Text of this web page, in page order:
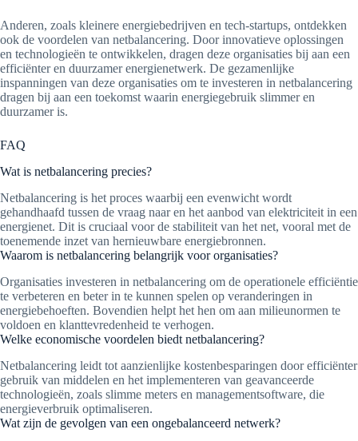
Anderen, zoals kleinere energiebedrijven en tech-startups, ontdekken
ook de voordelen van netbalancering. Door innovatieve oplossingen
en technologieën te ontwikkelen, dragen deze organisaties bij aan een
efficiënter en duurzamer energienetwerk. De gezamenlijke
inspanningen van deze organisaties om te investeren in netbalancering
dragen bij aan een toekomst waarin energiegebruik slimmer en
duurzamer is.
FAQ
Wat is netbalancering precies?
Netbalancering is het proces waarbij een evenwicht wordt
gehandhaafd tussen de vraag naar en het aanbod van elektriciteit in een
energienet. Dit is cruciaal voor de stabiliteit van het net, vooral met de
toenemende inzet van hernieuwbare energiebronnen.
Waarom is netbalancering belangrijk voor organisaties?
Organisaties investeren in netbalancering om de operationele efficiëntie
te verbeteren en beter in te kunnen spelen op veranderingen in
energiebehoeften. Bovendien helpt het hen om aan milieunormen te
voldoen en klanttevredenheid te verhogen.
Welke economische voordelen biedt netbalancering?
Netbalancering leidt tot aanzienlijke kostenbesparingen door efficiënter
gebruik van middelen en het implementeren van geavanceerde
technologieën, zoals slimme meters en managementsoftware, die
energieverbruik optimaliseren.
Wat zijn de gevolgen van een ongebalanceerd netwerk?